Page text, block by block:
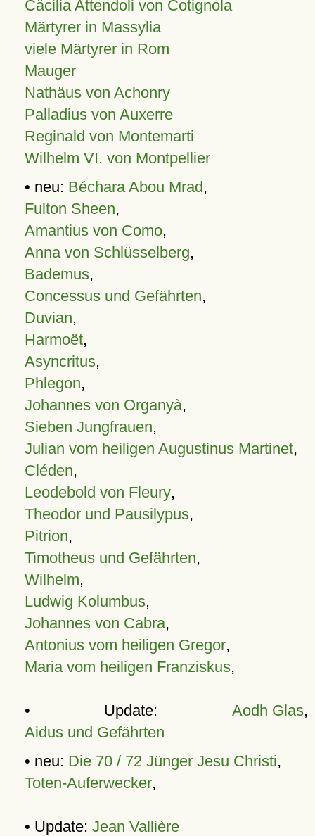
Cäcilia Attendoli von Cotignola
Märtyrer in Massylia
viele Märtyrer in Rom
Mauger
Nathäus von Achonry
Palladius von Auxerre
Reginald von Montemarti
Wilhelm VI. von Montpellier
• neu: Béchara Abou Mrad,
Fulton Sheen,
Amantius von Como,
Anna von Schlüsselberg,
Bademus,
Concessus und Gefährten,
Duvian,
Harmoët,
Asyncritus,
Phlegon,
Johannes von Organyà,
Sieben Jungfrauen,
Julian vom heiligen Augustinus Martinet,
Cléden,
Leodebold von Fleury,
Theodor und Pausilypus,
Pitrion,
Timotheus und Gefährten,
Wilhelm,
Ludwig Kolumbus,
Johannes von Cabra,
Antonius vom heiligen Gregor,
Maria vom heiligen Franziskus,
• Update: Aodh Glas,
Aidus und Gefährten
• neu: Die 70 / 72 Jünger Jesu Christi,
Toten-Auferwecker,
• Update: Jean Vallière